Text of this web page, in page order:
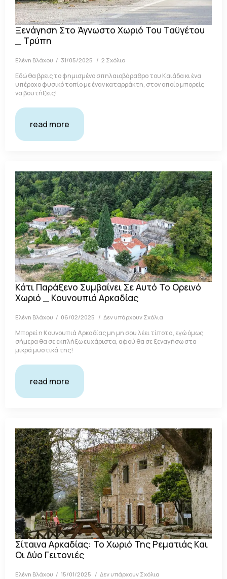
Ξενάγηση Στο Άγνωστο Χωριό Του Ταϋγέτου
_ Τρύπη
Ελένη Βλάχου 31/05/2025 2 Σχόλια
Εδώ θα βρεις το φημισμένο σπηλαιοβάραθρο του Καιάδα κι ένα
υπέροχο φυσικό τοπίο με έναν καταρράκτη, στον οποίο μπορείς
να βουτήξεις!
read more
Κάτι Παράξενο Συμβαίνει Σε Αυτό Το Ορεινό
Χωριό _ Κουνουπιά Αρκαδίας
Ελένη Βλάχου 06/02/2025 Δεν υπάρχουν Σχόλια
Μπορεί η Κουνουπιά Αρκαδίας μη μη σου λέει τίποτα, εγώ όμως
σήμερα θα σε εκπλήξω ευχάριστα, αφού θα σε ξεναγήσω στα
μικρά μυστικά της!
read more
Σίταινα Αρκαδίας: Το Χωριό Της Ρεματιάς Και
Οι Δύο Γειτονιές
Ελένη Βλάχου 15/01/2025 Δεν υπάρχουν Σχόλια